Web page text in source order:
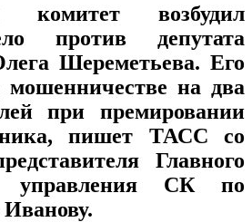
комитет возбудил
против депутата
Шереметьева. Его
мошенничестве на два
при премировании
пишет ТАСС со
Главного
управления СК по